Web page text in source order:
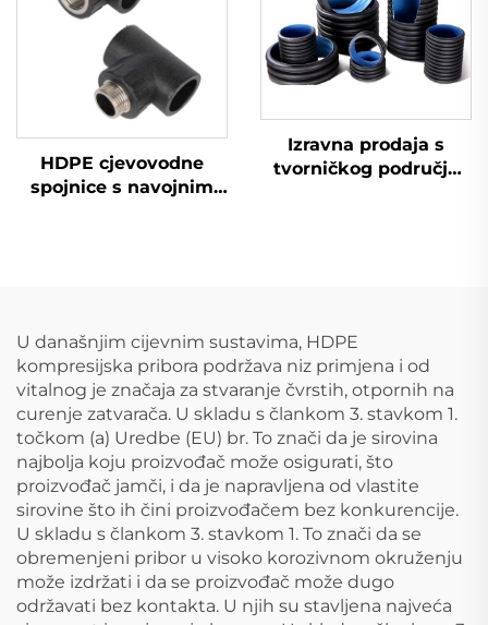
HDPE cjevovodne
spojnice s navojnim
Izravna prodaja s
tvorničkog područja
U današnjim cijevnim sustavima, HDPE
kompresijska pribora podržava niz primjena i od
vitalnog je značaja za stvaranje čvrstih, otpornih na
curenje zatvarača. U skladu s člankom 3. stavkom 1.
točkom (a) Uredbe (EU) br. To znači da je sirovina
najbolja koju proizvođač može osigurati, što
proizvođač jamči, i da je napravljena od vlastite
sirovine što ih čini proizvođačem bez konkurencije.
U skladu s člankom 3. stavkom 1. To znači da se
obremenjeni pribor u visoko korozivnom okruženju
može izdržati i da se proizvođač može dugo
održavati bez kontakta. U njih su stavljena najveća